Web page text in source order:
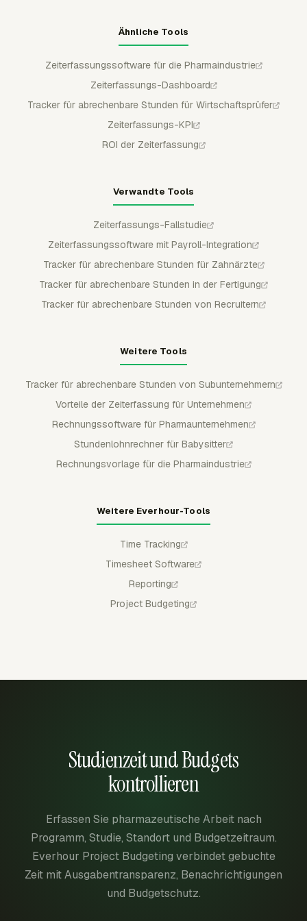
Ähnliche Tools
Zeiterfassungssoftware für die Pharmaindustrie
Zeiterfassungs-Dashboard
Tracker für abrechenbare Stunden für Wirtschaftsprüfer
Zeiterfassungs-KPI
ROI der Zeiterfassung
Verwandte Tools
Zeiterfassungs-Fallstudie
Zeiterfassungssoftware mit Payroll-Integration
Tracker für abrechenbare Stunden für Zahnärzte
Tracker für abrechenbare Stunden in der Fertigung
Tracker für abrechenbare Stunden von Recruitern
Weitere Tools
Tracker für abrechenbare Stunden von Subunternehmern
Vorteile der Zeiterfassung für Unternehmen
Rechnungssoftware für Pharmaunternehmen
Stundenlohnrechner für Babysitter
Rechnungsvorlage für die Pharmaindustrie
Weitere Everhour-Tools
Time Tracking
Timesheet Software
Reporting
Project Budgeting
Studienzeit und Budgets
kontrollieren
Erfassen Sie pharmazeutische Arbeit nach
Programm, Studie, Standort und Budgetzeitraum.
Everhour Project Budgeting verbindet gebuchte
Zeit mit Ausgabentransparenz, Benachrichtigungen
und Budgetschutz.